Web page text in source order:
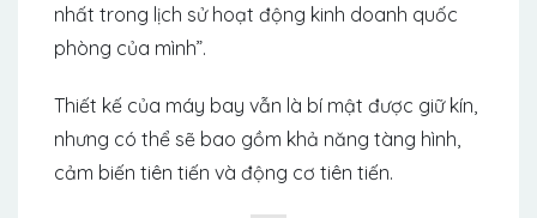
nhất trong lịch sử hoạt động kinh doanh quốc
phòng của mình”.
Thiết kế của máy bay vẫn là bí mật được giữ kín,
nhưng có thể sẽ bao gồm khả năng tàng hình,
cảm biến tiên tiến và động cơ tiên tiến.